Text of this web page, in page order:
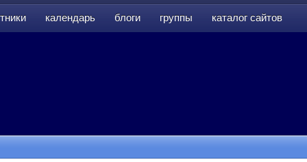
календарь блоги группы каталог сайтов